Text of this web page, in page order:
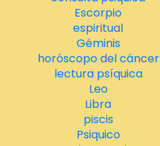
Escorpio
espiritual
Géminis
horóscopo del cáncer
lectura psíquica
Leo
Libra
piscis
Psiquico